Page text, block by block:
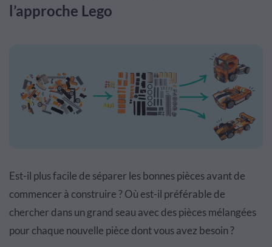
l’approche Lego
Est-il plus facile de séparer les bonnes pièces avant de
commencer à construire ? Où est-il préférable de
chercher dans un grand seau avec des pièces mélangées
pour chaque nouvelle pièce dont vous avez besoin ?